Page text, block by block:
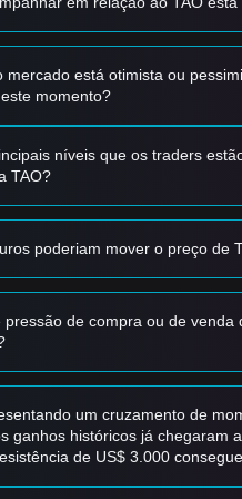
de comerciantes,
especulação para a utilidade no
O crescente interesse dos
Blockchain" está a direcionar
Potencial
se aproximar da zona de
apresentar uma oportunidade
acima da área de
por um aumento no
uma inversão de
pode tornar-se mais
novo teste da zona de
- 180 $.
mercado está otimista ou
momento?
níveis que os traders
TAO?
poderiam mover o preço de
pressão de compra ou de venda
um cruzamento de
ganhos históricos já chegaram
de US$ 3.000